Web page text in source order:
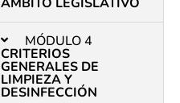
MÓDULO 4
CRITERIOS
GENERALES DE
LIMPIEZA Y
DESINFECCIÓN